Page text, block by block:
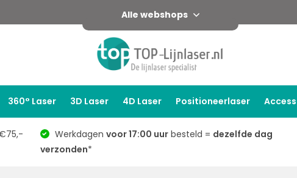
Alle webshops
360° Laser 3D Laser 4D Laser Positioneerlaser
Werkdagen voor 17:00 uurbesteld = dezelfde dag
verzonden*